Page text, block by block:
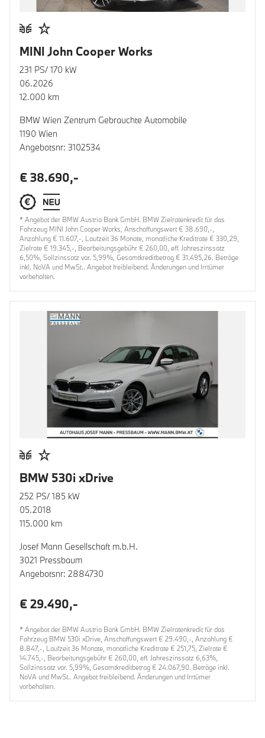
MINI John Cooper Works
231 PS/ 170 kW
06.2026
12.000 km
BMW Wien Zentrum Gebrauchte Automobile
1190 Wien
Angebotsnr: 3102534
€ 38.690,-
* Angebot der BMW Austria Bank GmbH. BMW Zielratenkredit für das
Fahrzeug MINI John Cooper Works, Anschaffungswert € 38.690,-,
Anzahlung € 11.607,-, Laufzeit 36 Monate, monatliche Kreditrate € 330,29,
Zielrate € 19.345,-, Bearbeitungsgebühr € 260,00, eff. Jahreszinssatz
6,50%, Sollzinssatz var. 5,99%, Gesamtkreditbetrag € 31.495,26. Beträge
inkl. NoVA und MwSt.. Angebot freibleibend. Änderungen und Irrtümer
vorbehalten.
BMW 530i xDrive
252 PS/ 185 kW
05.2018
115.000 km
Josef Mann Gesellschaft m.b.H.
3021 Pressbaum
Angebotsnr: 2884730
€ 29.490,-
* Angebot der BMW Austria Bank GmbH. BMW Zielratenkredit für das
Fahrzeug BMW 530i xDrive, Anschaffungswert € 29.490,-, Anzahlung €
8.847,-, Laufzeit 36 Monate, monatliche Kreditrate € 251,75, Zielrate €
14.745,-, Bearbeitungsgebühr € 260,00, eff. Jahreszinssatz 6,63%,
Sollzinssatz var. 5,99%, Gesamtkreditbetrag € 24.067,90. Beträge inkl.
NoVA und MwSt.. Angebot freibleibend. Änderungen und Irrtümer
vorbehalten.